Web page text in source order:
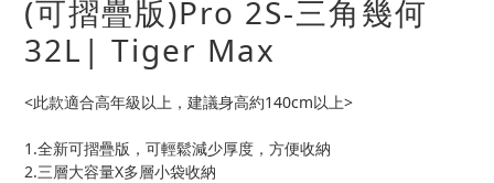
(可摺疊版)Pro 2S-三角幾何
32L| Tiger Max
<此款適合高年級以上，建議身高約140cm以上>
1.全新可摺疊版，可輕鬆減少厚度，方便收納
2.三層大容量X多層小袋收納